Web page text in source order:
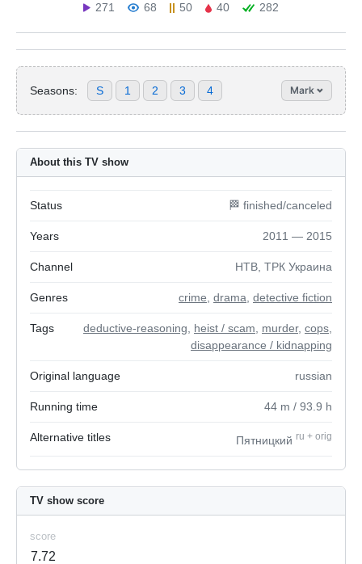
271
68 50 40 282
Seasons: S 1 2 3 4 Mark
About this TV show
Status 🏁 finished/canceled
Years 2011 — 2015
Channel НТВ, ТРК Украина
Genres crime drama detective fiction
Tags deductive-reasoning heist / scam murder, cops
disappearance / kidnapping
Original language russian
Running time 44 m / 93.9 h
Alternative titles Пятницкий ru + orig
TV show score
score
7.72